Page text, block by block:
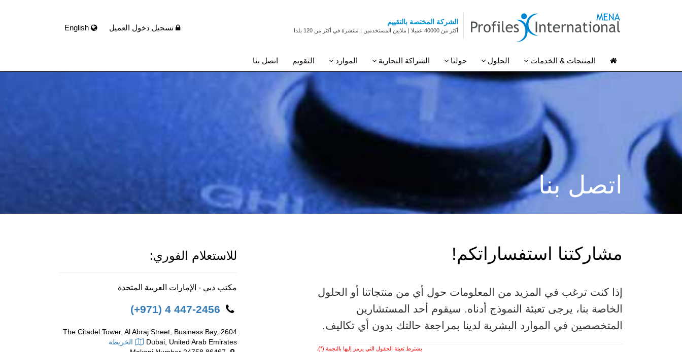
الشركة المختصة بالتقييم
أكثر من 40000 عميلا | ملايين المستخدمين | منتشرة في أكثر من 120 بلدا تسجيل دخول العميل
المنتجات & الخدمات الحلول حولنا الشراكة التجارية الموارد التقويم اتصل بنا
اتصل بنا
مشاركتنا استفساراتكم!
إذا كنت ترغب في المزيد من المعلومات حول أي من منتجاتنا أو الحلول
الخاصة بنا، يرجى تعبئة النموذج أدناه. سيقوم أحد المستشارين
المتخصصين في الموارد البشرية لدينا بمراجعة حالتك بدون أي تكاليف.
يشترط تعبئة الحقول التي يرمز إليها بالنجمة (*).
للاستعلام الفوري:
مكتب دبي - الإمارات العربية المتحدة
(+971) 4 447-2456
2604 The Citadel Tower, Al Abraj Street, Business Bay,
Dubai, United Arab Emirates
الخريطة